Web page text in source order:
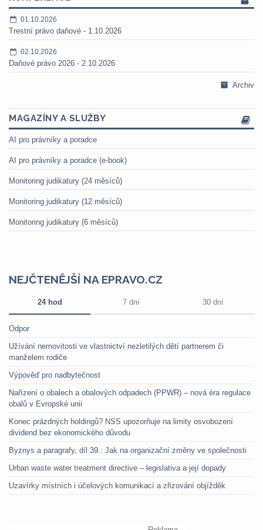
01.10.2026
Trestní právo daňové - 1.10.2026
02.10.2026
Daňové právo 2026 - 2.10.2026
Archiv
MAGAZÍNY A SLUŽBY
AI pro právníky a poradce
AI pro právníky a poradce (e-book)
Monitoring judikatury (24 měsíců)
Monitoring judikatury (12 měsíců)
Monitoring judikatury (6 měsíců)
NEJČTENĚJŠÍ NA EPRAVO.CZ
24 hod 7 dní 30 dní
Odpor
Užívání nemovitosti ve vlastnictví nezletilých dětí partnerem či
manželem rodiče
Výpověď pro nadbytečnost
Nařízení o obalech a obalových odpadech (PPWR) – nová éra regulace
obalů v Evropské unii
Konec prázdných holdingů? NSS upozorňuje na limity osvobození
dividend bez ekonomického důvodu
Byznys a paragrafy, díl 39.: Jak na organizační změny ve společnosti
Urban waste water treatment directive – legislativa a její dopady
Uzavírky místních i účelových komunikací a zřizování objížděk